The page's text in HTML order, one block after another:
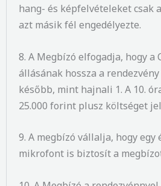
hang- és képfelvételeket csak
azt másik fél engedélyezte.
8. A Megbízó elfogadja, hogy
állásának hossza a
később, mint hajnali 1. A 10.
25.000 forint plusz költséget
9. A megbízó vállalja, hogy
mikrofont is biztosít a